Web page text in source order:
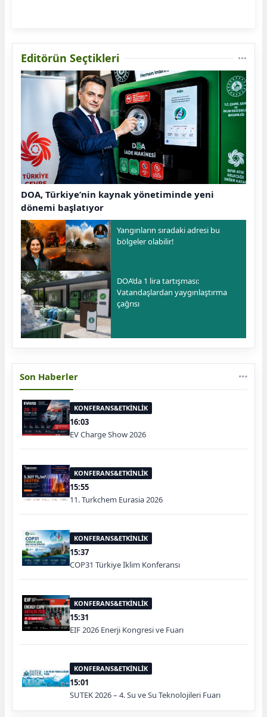
Editörün Seçtikleri
DOA, Türkiye’nin kaynak yönetiminde yeni
dönemi başlatıyor
Yangınların sıradaki adresi bu
bölgeler olabilir!
DOA’da 1 lira tartışması:
Vatandaşlardan yaygınlaştırma
çağrısı
Son Haberler
KONFERANS&ETKİNLİK
16:03
EV Charge Show 2026
KONFERANS&ETKİNLİK
15:55
11. Turkchem Eurasia 2026
KONFERANS&ETKİNLİK
15:37
COP31 Türkiye İklim Konferansı
KONFERANS&ETKİNLİK
15:31
EIF 2026 Enerji Kongresi ve Fuarı
KONFERANS&ETKİNLİK
15:01
SUTEK 2026 – 4. Su ve Su Teknolojileri Fuarı